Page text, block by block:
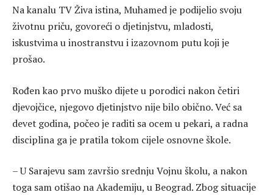
Na kanalu TV Živa istina, Muhamed je podijelio svoju
životnu priču, govoreći o djetinjstvu, mladosti,
iskustvima u inostranstvu i izazovnom putu koji je
prošao.
Rođen kao prvo muško dijete u porodici nakon četiri
djevojčice, njegovo djetinjstvo nije bilo obično. Već sa
devet godina, počeo je raditi sa ocem u pekari, a radna
disciplina ga je pratila tokom cijele osnovne škole.
– U Sarajevu sam završio srednju Vojnu školu, a nakon
toga sam otišao na Akademiju, u Beograd. Zbog situacije